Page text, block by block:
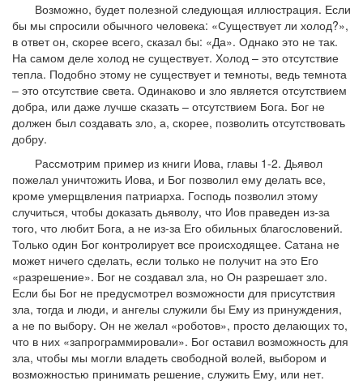
Возможно, будет полезной следующая иллюстрация. Если
бы мы спросили обычного человека: «Существует ли холод?»,
в ответ он, скорее всего, сказал бы: «Да». Однако это не так.
На самом деле холод не существует. Холод – это отсутствие
тепла. Подобно этому не существует и темноты, ведь темнота
– это отсутствие света. Одинаково и зло является отсутствием
добра, или даже лучше сказать – отсутствием Бога. Бог не
должен был создавать зло, а, скорее, позволить отсутствовать
добру.
Рассмотрим пример из книги Иова, главы 1-2. Дьявол
пожелал уничтожить Иова, и Бог позволил ему делать все,
кроме умерщвления патриарха. Господь позволил этому
случиться, чтобы доказать дьяволу, что Иов праведен из-за
того, что любит Бога, а не из-за Его обильных благословений.
Только один Бог контролирует все происходящее. Сатана не
может ничего сделать, если только не получит на это Его
«разрешение». Бог не создавал зла, но Он разрешает зло.
Если бы Бог не предусмотрел возможности для присутствия
зла, тогда и люди, и ангелы служили бы Ему из принуждения,
а не по выбору. Он не желал «роботов», просто делающих то,
что в них «запрограммировали». Бог оставил возможность для
зла, чтобы мы могли владеть свободной волей, выбором и
возможностью принимать решение, служить Ему, или нет.